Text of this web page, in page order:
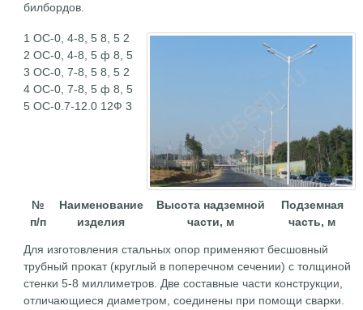
билбордов.
1ОС-0, 4-8, 5 8, 5 2
2 ОС-0, 4-8, 5 ф 8, 5
3 ОС-0, 7-8, 5 8, 5 2
4 ОС-0, 7-8, 5 ф 8, 5
5 ОС-0.7-12.0 12Ф 3
№
п/п
Наименование
изделия
Высота надземной
части, м
Подземная
часть, м
Для изготовления стальных опор применяют бесшовный
трубный прокат (круглый в поперечном сечении) с толщиной
стенки 5-8 миллиметров. Две составные части конструкции,
отличающиеся диаметром, соединены при помощи сварки.